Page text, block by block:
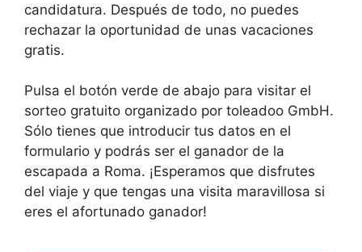
candidatura. Después de todo, no puedes
rechazar la oportunidad de unas vacaciones
gratis.
Pulsa el botón verde de abajo para visitar el
sorteo gratuito organizado por toleadoo GmbH.
Sólo tienes que introducir tus datos en el
formulario y podrás ser el ganador de la
escapada a Roma. ¡Esperamos que disfrutes
del viaje y que tengas una visita maravillosa si
eres el afortunado ganador!